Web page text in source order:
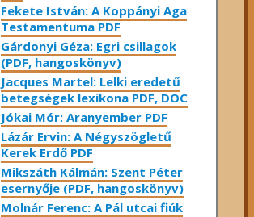
Fekete István: A Koppányi Aga
Testamentuma PDF
Gárdonyi Géza: Egri csillagok
(PDF, hangoskönyv)
Jacques Martel: Lelki eredetű
betegségek lexikona PDF, DOC
Jókai Mór: Aranyember PDF
Lázár Ervin: A Négyszögletű
Kerek Erdő PDF
Mikszáth Kálmán: Szent Péter
esernyője (PDF, hangoskönyv)
Molnár Ferenc: A Pál utcai fiúk